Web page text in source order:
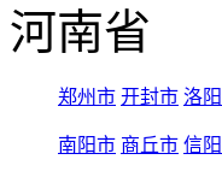
河南省
郑州市 开封市 洛
南阳市 商丘市 信